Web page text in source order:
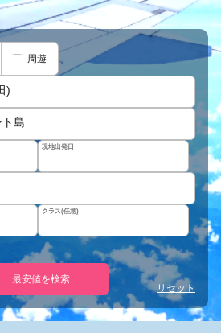
周遊
)
島
現地出発日
クラス(任意)
最安値を検索
リセット